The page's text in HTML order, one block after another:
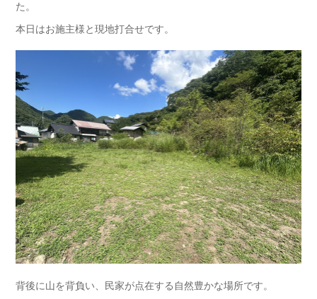
た。
本日はお施主様と現地打合せです。
背後に山を背負い、民家が点在する自然豊かな場所です。